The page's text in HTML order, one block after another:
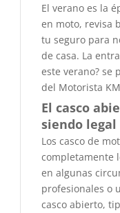
El verano es la
en moto, revisa
tu seguro para
de casa. La
este verano? se
del Motorista
El casco
siendo legal
Los casco de
completamente
en algunas
profesionales o
casco abierto,